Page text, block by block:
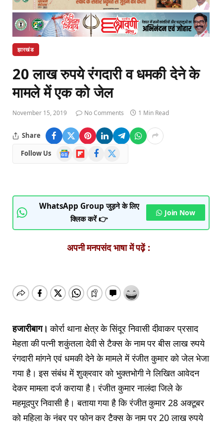
झारखंड
20 लाख रुपये रंगदारी व धमकी देने के
मामले में एक को जेल
November 15, 2019 No Comments 1 Min Read
Share
Follow Us
Google
News
FlipboardFacebook
WhatsApp Group जुड़ने के लिए
क्लिक करें 👉
Join Now
अपनी मनपसंद भाषा में पढ़ें :
हजारीबाग।कोर्रा थाना क्षेत्र के सिंदूर निवासी दीवाकर प्रसाद
मेहता की पत्नी शकुंतला देवी से टैक्स के नाम पर बीस लाख रुपये
रंगदारी मांगने एवं धमकी देने के मामले में रंजीत कुमार को जेल भेजा
गया है। इस संबंध में शुक्रवार को भुक्तभोगी ने लिखित आवेदन
देकर मामला दर्ज कराया है। रंजीत कुमार नालंदा जिले के
महमूदपुर निवासी है। बताया गया है कि रंजीत कुमार 28 अक्टूबर
को महिला के नंबर पर फोन कर टैक्स के नाम पर 20 लाख रुपये